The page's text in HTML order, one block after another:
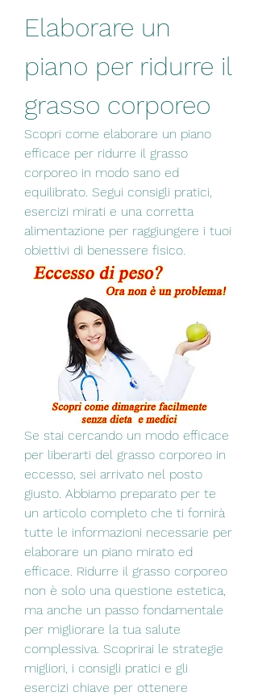
Elaborare un
piano per ridurre il
grasso corporeo
Scopri come elaborare un piano
efficace per ridurre il grasso
corporeo in modo sano ed
equilibrato. Segui consigli pratici,
esercizi mirati e una corretta
alimentazione per raggiungere i tuoi
obiettivi di benessere fisico.
Se stai cercando un modo efficace
per liberarti del grasso corporeo in
eccesso, sei arrivato nel posto
giusto. Abbiamo preparato per te
un articolo completo che ti fornirà
tutte le informazioni necessarie per
elaborare un piano mirato ed
efficace. Ridurre il grasso corporeo
non è solo una questione estetica,
ma anche un passo fondamentale
per migliorare la tua salute
complessiva. Scoprirai le strategie
migliori, i consigli pratici e gli
esercizi chiave per ottenere